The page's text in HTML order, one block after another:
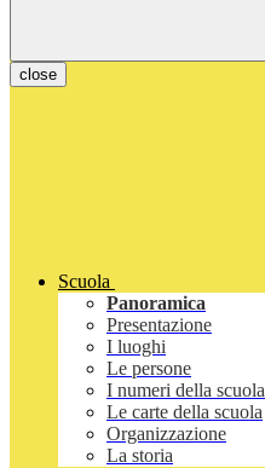
close
Scuola
Panoramica
Presentazione
I luoghi
Le persone
I numeri della scuola
Le carte della scuola
Organizzazione
La storia